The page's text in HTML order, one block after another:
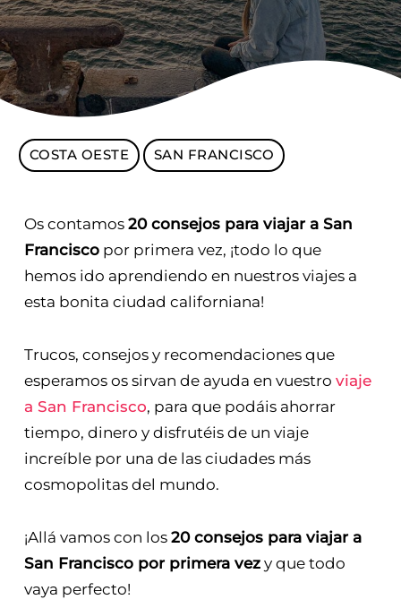
COSTA OESTE SAN FRANCISCO
Os contamos 20 consejos para viajar a San
Franciscopor primera vez, ¡todo lo que
hemos ido aprendiendo en nuestros viajes a
esta bonita ciudad californiana!
Trucos, consejos y recomendaciones que
esperamos os sirvan de ayuda en vuestro viaje
a San Francisco, para que podáis ahorrar
tiempo, dinero y disfrutéis de un viaje
increíble por una de las ciudades más
cosmopolitas del mundo.
¡Allá vamos con los 20 consejos para viajar a
San Francisco por primera vezy que todo
vaya perfecto!